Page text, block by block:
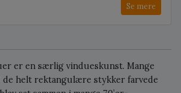
Se mere
er en særlig vindueskunst. Mange
de helt rektangulære stykker farvede